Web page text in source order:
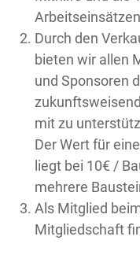
Durch den
bieten wir allen
und Sponsoren
mit zu
Der Wert für
liegt bei 10€ /
mehrere
Als Mitglied
Mitgliedschaft